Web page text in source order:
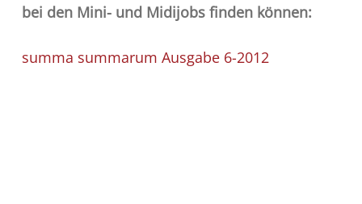
bei den Mini- und Midijobs finden können:
summa summarum Ausgabe 6-2012